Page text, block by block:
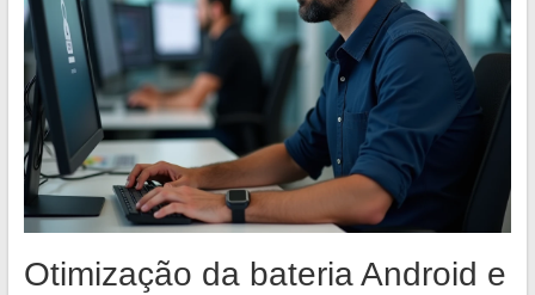
Otimização da bateria Android e